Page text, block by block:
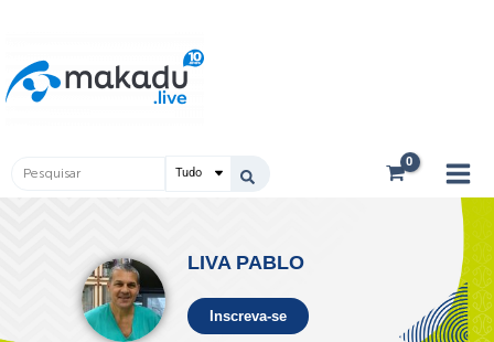
conteúdo
Pesquisar
LIVA PABLO
Inscreva-se